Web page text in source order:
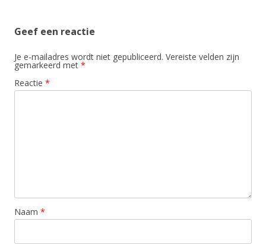
Geef een reactie
Je e-mailadres wordt niet gepubliceerd. Vereiste velden zijn
gemarkeerd met *
Reactie *
Naam *